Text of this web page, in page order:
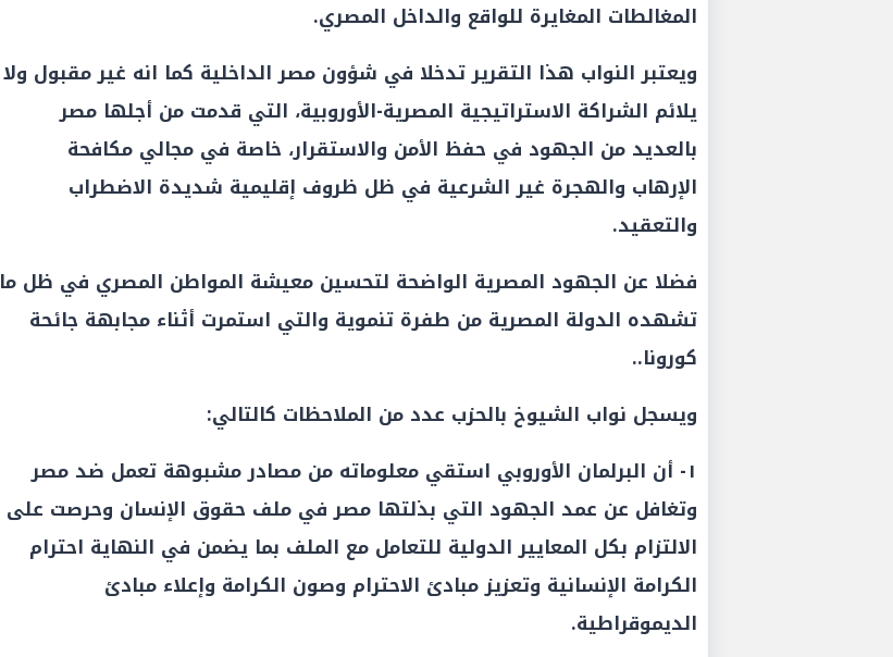
المغالطات المغايرة للواقع والداخل المصري.
ويعتبر النواب هذا التقرير تدخلا في شؤون مصر الداخلية كما انه غير مقبول ولا
يلائم الشراكة الاستراتيجية ‏المصرية-الأوروبية، التي قدمت من أجلها مصر
بالعديد من الجهود في حفظ الأمن والاستقرار، خاصة في مجالي مكافحة
الإرهاب ‏والهجرة غير الشرعية في ظل ظروف إقليمية شديدة الاضطراب
والتعقيد.
فضلا عن ‏الجهود المصرية الواضحة لتحسين معيشة المواطن المصري في ظل ما
‏تشهده الدولة المصرية من طفرة تنموية والتي استمرت أثناء مجابهة جائحة
‏كورونا.‏.
ويسجل نواب الشيوخ بالحزب عدد من الملاحظات كالتالي:
١- أن البرلمان الأوروبي استقي معلوماته من مصادر مشبوهة تعمل ضد مصر
وتغافل عن عمد الجهود التي بذلتها مصر في ملف حقوق الإنسان وحرصت على
الالتزام بكل المعايير الدولية للتعامل مع الملف بما يضمن في النهاية احترام
الكرامة الإنسانية وتعزيز مبادئ الاحترام وصون الكرامة وإعلاء مبادئ
الديموقراطية.